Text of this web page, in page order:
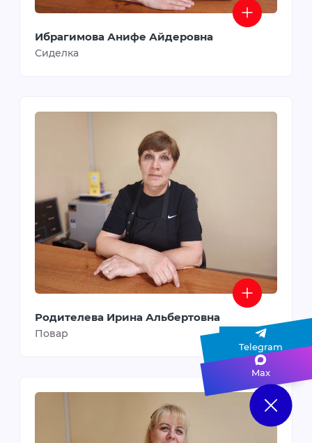
Ибрагимова Анифе Айдеровна
Сиделка
Родителева Ирина Альбертовна
Повар
Telegram
Max